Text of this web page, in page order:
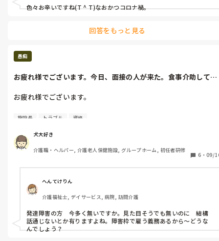
万3千歩とか一万5千歩とかになると、正直凹みます。沢山歩いて
今日、訪問介護で組んだ人が２万とか平気でいくと言ってたけ
ても自分の話優先だったので、心の中では、その足は健康でしょ
と、思わず心の中で泣きました。
たまーに、施設介護のユニット介護に戻りたいなーと思う時があ
療法士からは、頑張ってしか、言えないと、言われて、ドクター
ストップが、完全にかかってないとは、いえ、本当痛い。何故資
近、詳しくも話しました。良く言った事を、忘れてしまう人です
が、私の変形性膝関節症の事は、しっかり覚えてくれてました。
したけどね、
そんな酷かったのって。
はい。まー自分では当たり前というか、原因もわかってるので、
酸もできないし。水も今後溜まっていくだろうし。
わかりました。本当痛かったら、休ませてもらうか、ボルタレン
そしたら、まー仕方ないかなって。
水が溜まってるか、溜まってないかは、もう膝蓋骨亜脱臼から
の、後遺症だから自分でも溜まってるか溜まってないかは、判断
できるので。
色々お辛いですね(T ^ T)なおかつコロナ禍。
回答をもっと見る
愚痴
お疲れ様でございます。今日、面接の人が来た。食事介助してい
お疲れ様でございます。
今日、面接の人が来た。食事介助していて、その面接の人に、こ
えてるはず。更に、再度、又、居室見学していたので、遠くか
ら、こんにちは、というと、無視された。来た時に、対応した人
も、とりあえず、熱お願いしますと、言ったら、私は施設長に、
何か、嫌な人だなーーと、感じました。無資格、未経験の人だけ
ど、どうなるんだろう。
私は、経験者だったので、出戻り面接で即決採用でしたけど。異
動組で、隣市で採用されて、
施設長 トラブル 資格
犬大好き
介護職・ヘルパー, 介護老人保健施設, グループホーム, 初任者研修
6 ・ 09/
へんてけりん
介護福祉士, デイサービス, 病院, 訪問介護
発達障害の方　今多く無いですか。見た目そうでも無いのに　結構
話通じないとか有りますよね。障害枠で雇う義務あるから〜どうな
んでしょう？